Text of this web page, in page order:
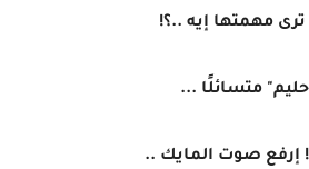
مهمتها إيه ..؟!
متسائلًا ...
إرفع صوت المايك ..